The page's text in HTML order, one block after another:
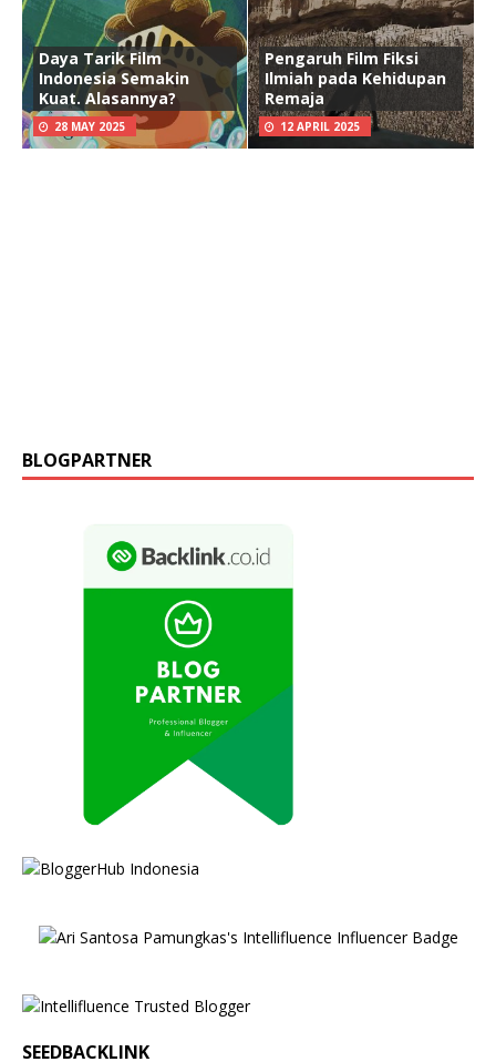
Daya Tarik Film
Indonesia Semakin
Kuat. Alasannya?
28 MAY 2025
Pengaruh Film Fiksi
Ilmiah pada Kehidupan
Remaja
12 APRIL 2025
BLOGPARTNER
SEEDBACKLINK